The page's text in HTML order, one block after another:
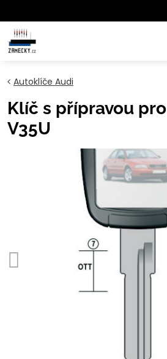
Autoklíče Audi
Klíč s přípravou
V35U